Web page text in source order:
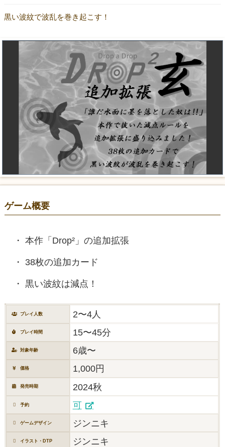
黒い波紋で波乱を巻き起こす！
ゲーム概要
本作「Drop²」の追加拡張
38枚の追加カード
黒い波紋は減点！
プレイ人数 2〜4人
プレイ時間 15〜45分
対象年齢 6歳〜
価格 1,000円
発売時期 2024秋
予約 可
ゲームデザイン ジンニキ
イラスト・DTP ジンニキ